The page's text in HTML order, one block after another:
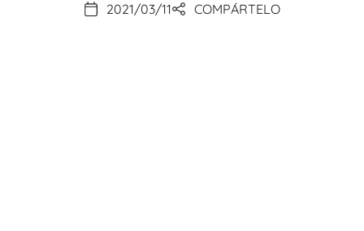
2021/03/11 COMPÁRTELO